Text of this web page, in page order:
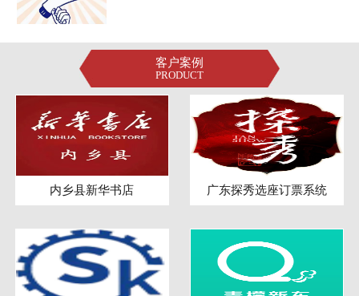
客户案例
PRODUCT
内乡县新华书店 广东探秀选座订票系统